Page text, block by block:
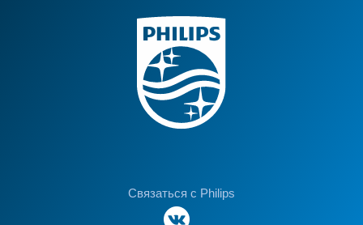
Связаться с Philips